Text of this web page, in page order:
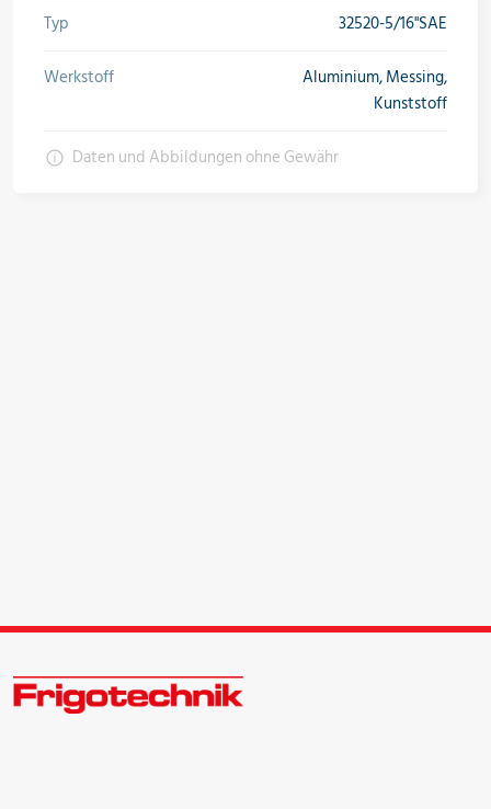
Typ
32520-5/16"SAE
Werkstoff
Aluminium, Messing,
Kunststoff
Daten und Abbildungen ohne Gewähr